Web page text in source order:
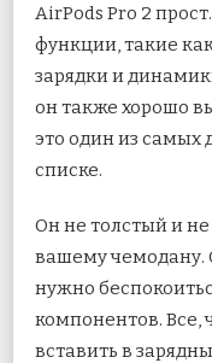
AirPods Pro 2
функции, такие
зарядки и
он также хорошо
это один из самых
списке.
Он не толстый и
вашему чемодану.
нужно
компонентов. Все,
вставить в